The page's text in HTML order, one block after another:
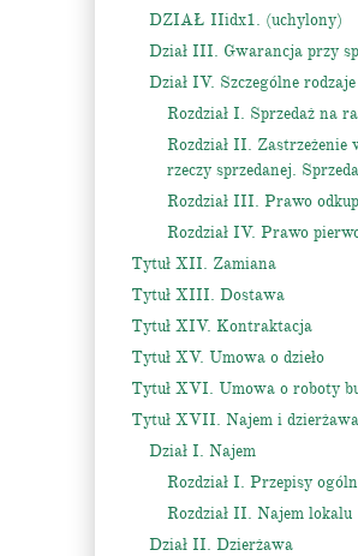
DZIAŁ IIidx1. (uchylony)
Dział III. Gwarancja przy
Dział IV. Szczególne
Rozdział I. Sprzedaż na
Rozdział II. Zastrzeżenie
rzeczy sprzedanej.
Rozdział III. Prawo
Rozdział IV. Prawo
Tytuł XII. Zamiana
Tytuł XIII. Dostawa
Tytuł XIV. Kontraktacja
Tytuł XV. Umowa o dzieło
Tytuł XVI. Umowa o roboty
Tytuł XVII. Najem i dzierżawa
Dział I. Najem
Rozdział I. Przepisy
Rozdział II. Najem lokalu
Dział II. Dzierżawa